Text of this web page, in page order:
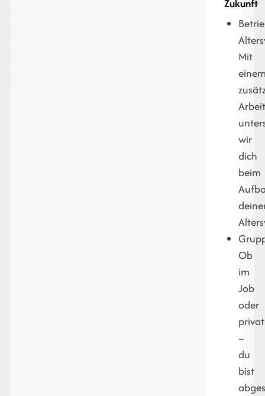
Zukunft
Mit
wir
dich
beim
Ob
im
Job
oder
privat
–
du
bist